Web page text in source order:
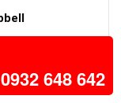
648 642